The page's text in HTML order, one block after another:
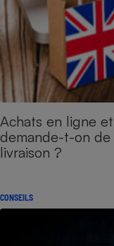
Achats en ligne
demande-t-on de
livraison ?
CONSEILS